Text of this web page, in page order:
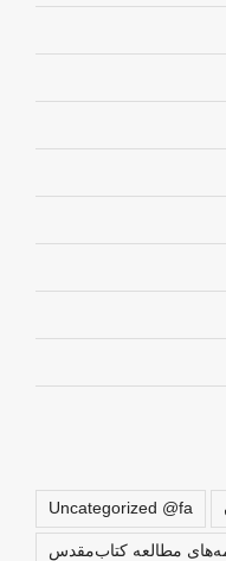
Uncategorized @fa
مطالعه کتاب‌مقدس